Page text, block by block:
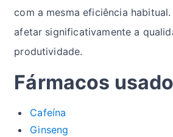
com a mesma eficiência
afetar significativamente a
produtividade.
Fármacos
Cafeína
Ginseng